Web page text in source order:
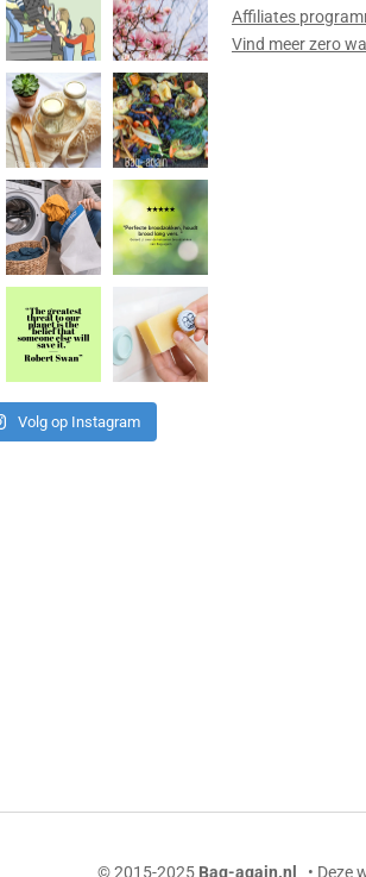
Volg op Instagram
Affiliates
Vind meer zero
© 2015-2025 Bag-again.nl • Deze